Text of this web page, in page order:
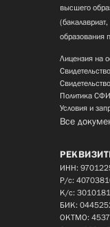
высшего
образования
Лицензия на
Политика
Условия и
Все
ИНН:
Р/с:
К/с:
БИК:
ОКТМО: